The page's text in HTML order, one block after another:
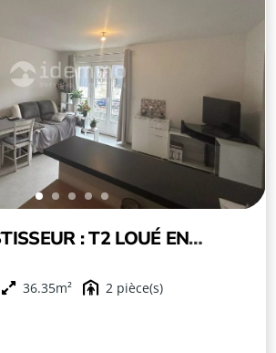
: T2 LOUÉ EN
D’HAYANGE :
36.35
2